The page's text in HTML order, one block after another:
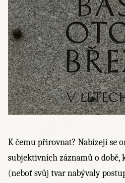
K čemu přirovnat? Nabízejí se
subjektivních záznamů o době,
(neboť svůj tvar nabývaly